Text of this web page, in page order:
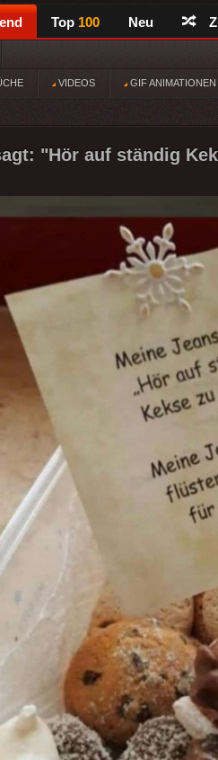
Top 100 Neu
VIDEOS GIF ANIMATIONEN
"Hör auf ständig